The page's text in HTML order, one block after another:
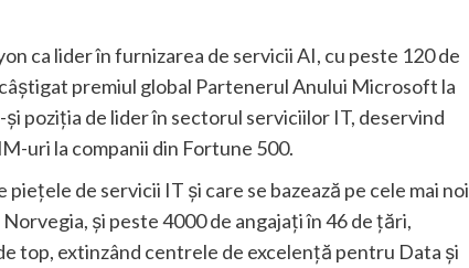
ca lider în furnizarea de servicii AI, cu peste 120 de
premiul global Partenerul Anului Microsoft la
poziția de lider în sectorul serviciilor IT, deservind
uri la companii din Fortune 500.
de servicii IT și care se bazează pe cele mai noi
și peste 4000 de angajați în 46 de țări,
top, extinzând centrele de excelență pentru Data și